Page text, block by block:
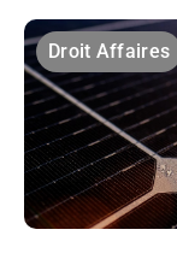
Droit Affaires